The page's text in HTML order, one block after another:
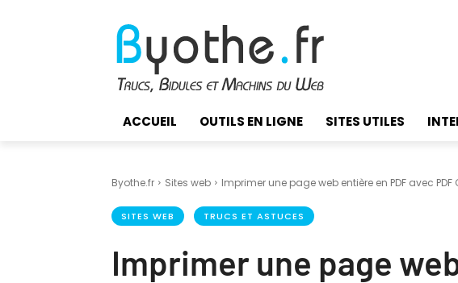
ACCUEIL OUTILS EN LIGNE SITES UTILES
Byothe.fr Sites web Imprimer une page web entière en PDF avec PDF
SITES WEB TRUCS ET ASTUCES
Imprimer une page